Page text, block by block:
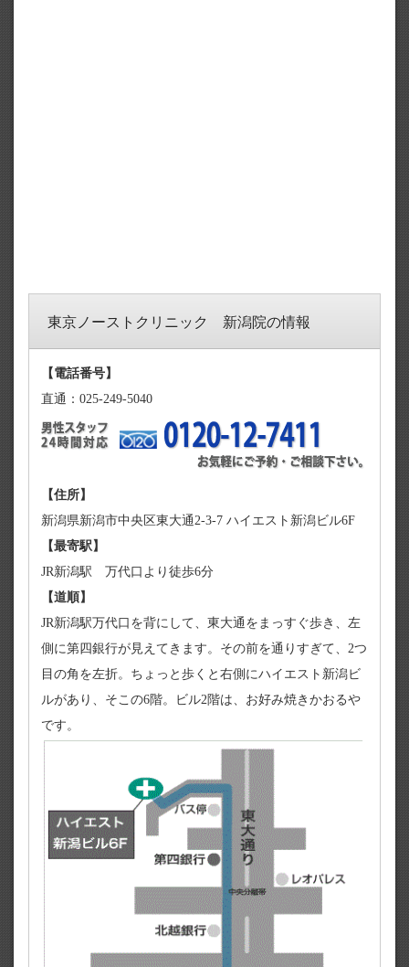
東京ノーストクリニック 新潟院の情報
【電話番号】
直通：025-249-5040
【住所】
新潟県新潟市中央区東大通2-3-7 ハイエスト新潟ビル6F
【最寄駅】
JR新潟駅 万代口より徒歩6分
【道順】
JR新潟駅万代口を背にして、東大通をまっすぐ歩き、左
側に第四銀行が見えてきます。その前を通りすぎて、2つ
目の角を左折。ちょっと歩くと右側にハイエスト新潟ビ
ルがあり、そこの6階。ビル2階は、お好み焼きかおるや
です。